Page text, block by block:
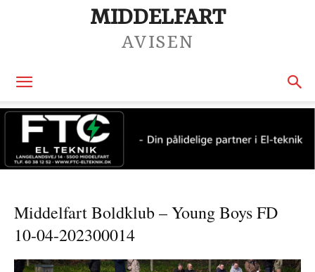
MIDDELFART
AVISEN
Middelfart Boldklub – Young Boys FD
10-04-202300014